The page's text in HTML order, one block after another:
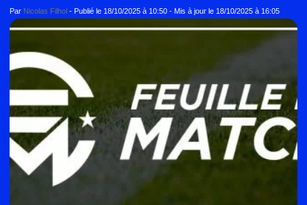
Par Nicolas Filhol - Publié le 18/10/2025 à 10:50 - Mis à jour le 18/10/2025 à 16:05